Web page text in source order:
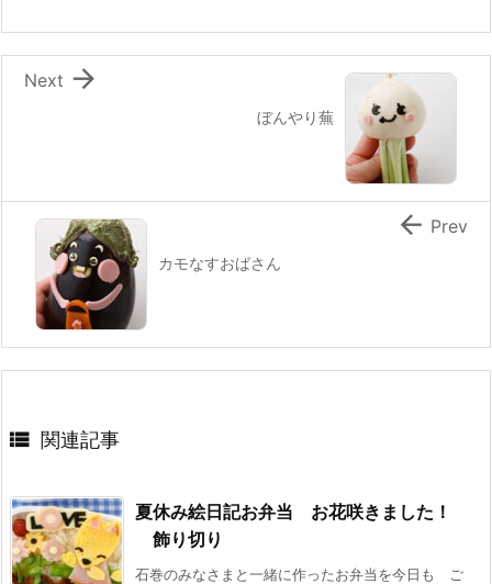
o
k
ぼんやり蕪

Next
カモなすおばさん
 Prev
 関連記事
夏休み絵日記お弁当 お花咲きました！
飾り切り
石巻のみなさまと一緒に作ったお弁当を今日も ご